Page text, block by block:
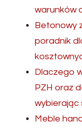
warunków
Betonowy
poradnik
Dlaczego
PZH oraz
wybierając
Meble